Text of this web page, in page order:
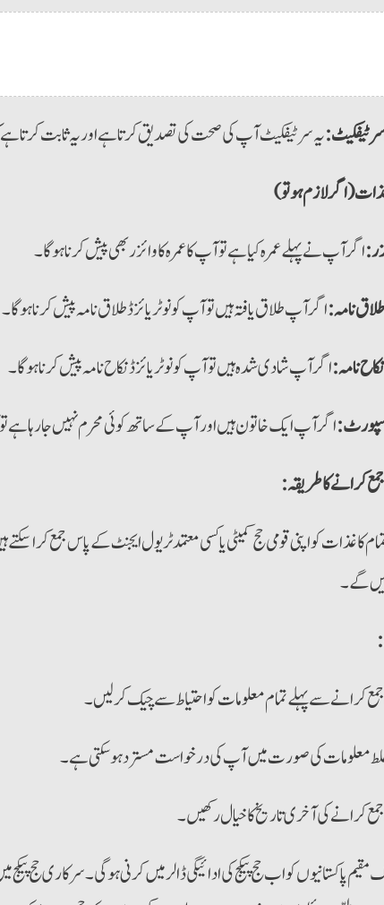
یہ سرٹیفکیٹ آپ کی صحت کی تصدیق کرتا ہے اور یہ ثابت کرتا
(اگرلازم ہو تو)
اگر آپ نے پہلے عمرہ کیا ہے تو آپ کا عمرہ کا وائزر بھی پیش کرنا ہو گا۔
نامہ:اگر آپ طلاق یافتہ ہیں تو آپ کو نوٹریائزڈ طلاق نامہ پیش کرنا ہو گا۔
نامہ:اگر آپ شادی شدہ ہیں تو آپ کو نوٹریائزڈ نکاح نامہ پیش کرنا ہو گا۔
اگر آپ ایک خاتون ہیں اور آپ کے ساتھ کوئی محرم نہیں جا رہا ہے
کرانے کا طریقہ
کاغذات کو اپنی قومی حج کمیٹی یا کسی معتمد ٹریول ایجنٹ کے پاس جمع
گے۔
کرانے سے پہلے تمام معلومات کو احتیاط سے چیک کر لیں۔
معلومات کی صورت میں آپ کی درخواست مسترد ہو سکتی ہے۔
کرانے کی آخری تاریخ کا خیال رکھیں۔
پاکستانیوں کو اب حج پیکج کی ادائیگی ڈالر میں کرنی ہوگی۔ سرکاری حج